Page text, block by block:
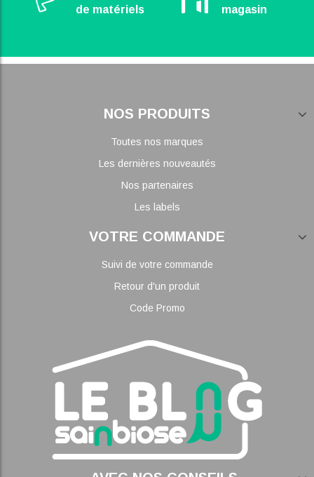
de matériels
magasin
NOS PRODUITS
Toutes nos marques
Les dernières nouveautés
Nos partenaires
Les labels
VOTRE COMMANDE
Suivi de votre commande
Retour d'un produit
Code Promo